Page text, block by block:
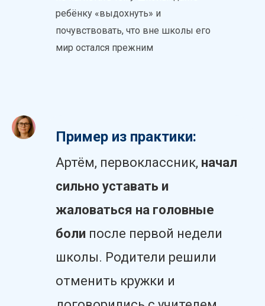
ребёнку «выдохнуть» и
почувствовать, что вне школы его
мир остался прежним
Пример из практики:
Артём, первоклассник, начал
сильно уставать и
жаловаться на головные
боли после первой недели
школы. Родители решили
отменить кружки и